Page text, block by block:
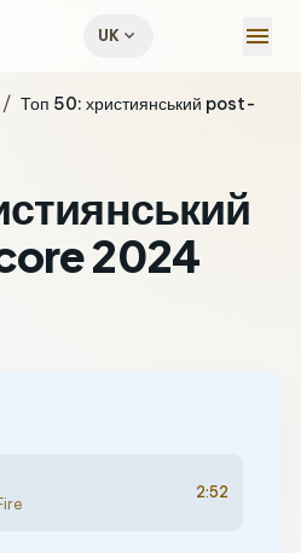
UKexpand_more menu
/ Топ 50: християнський post-
2024
2:52